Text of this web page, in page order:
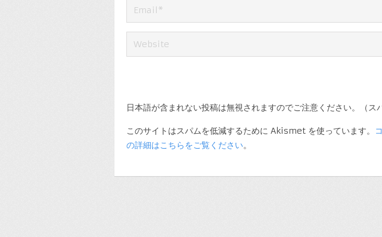
日本語が含まれない投稿は無視されますのでご注意ください。（ス
このサイトはスパムを低減するために Akismet を使っています。
の詳細はこちらをご覧ください。